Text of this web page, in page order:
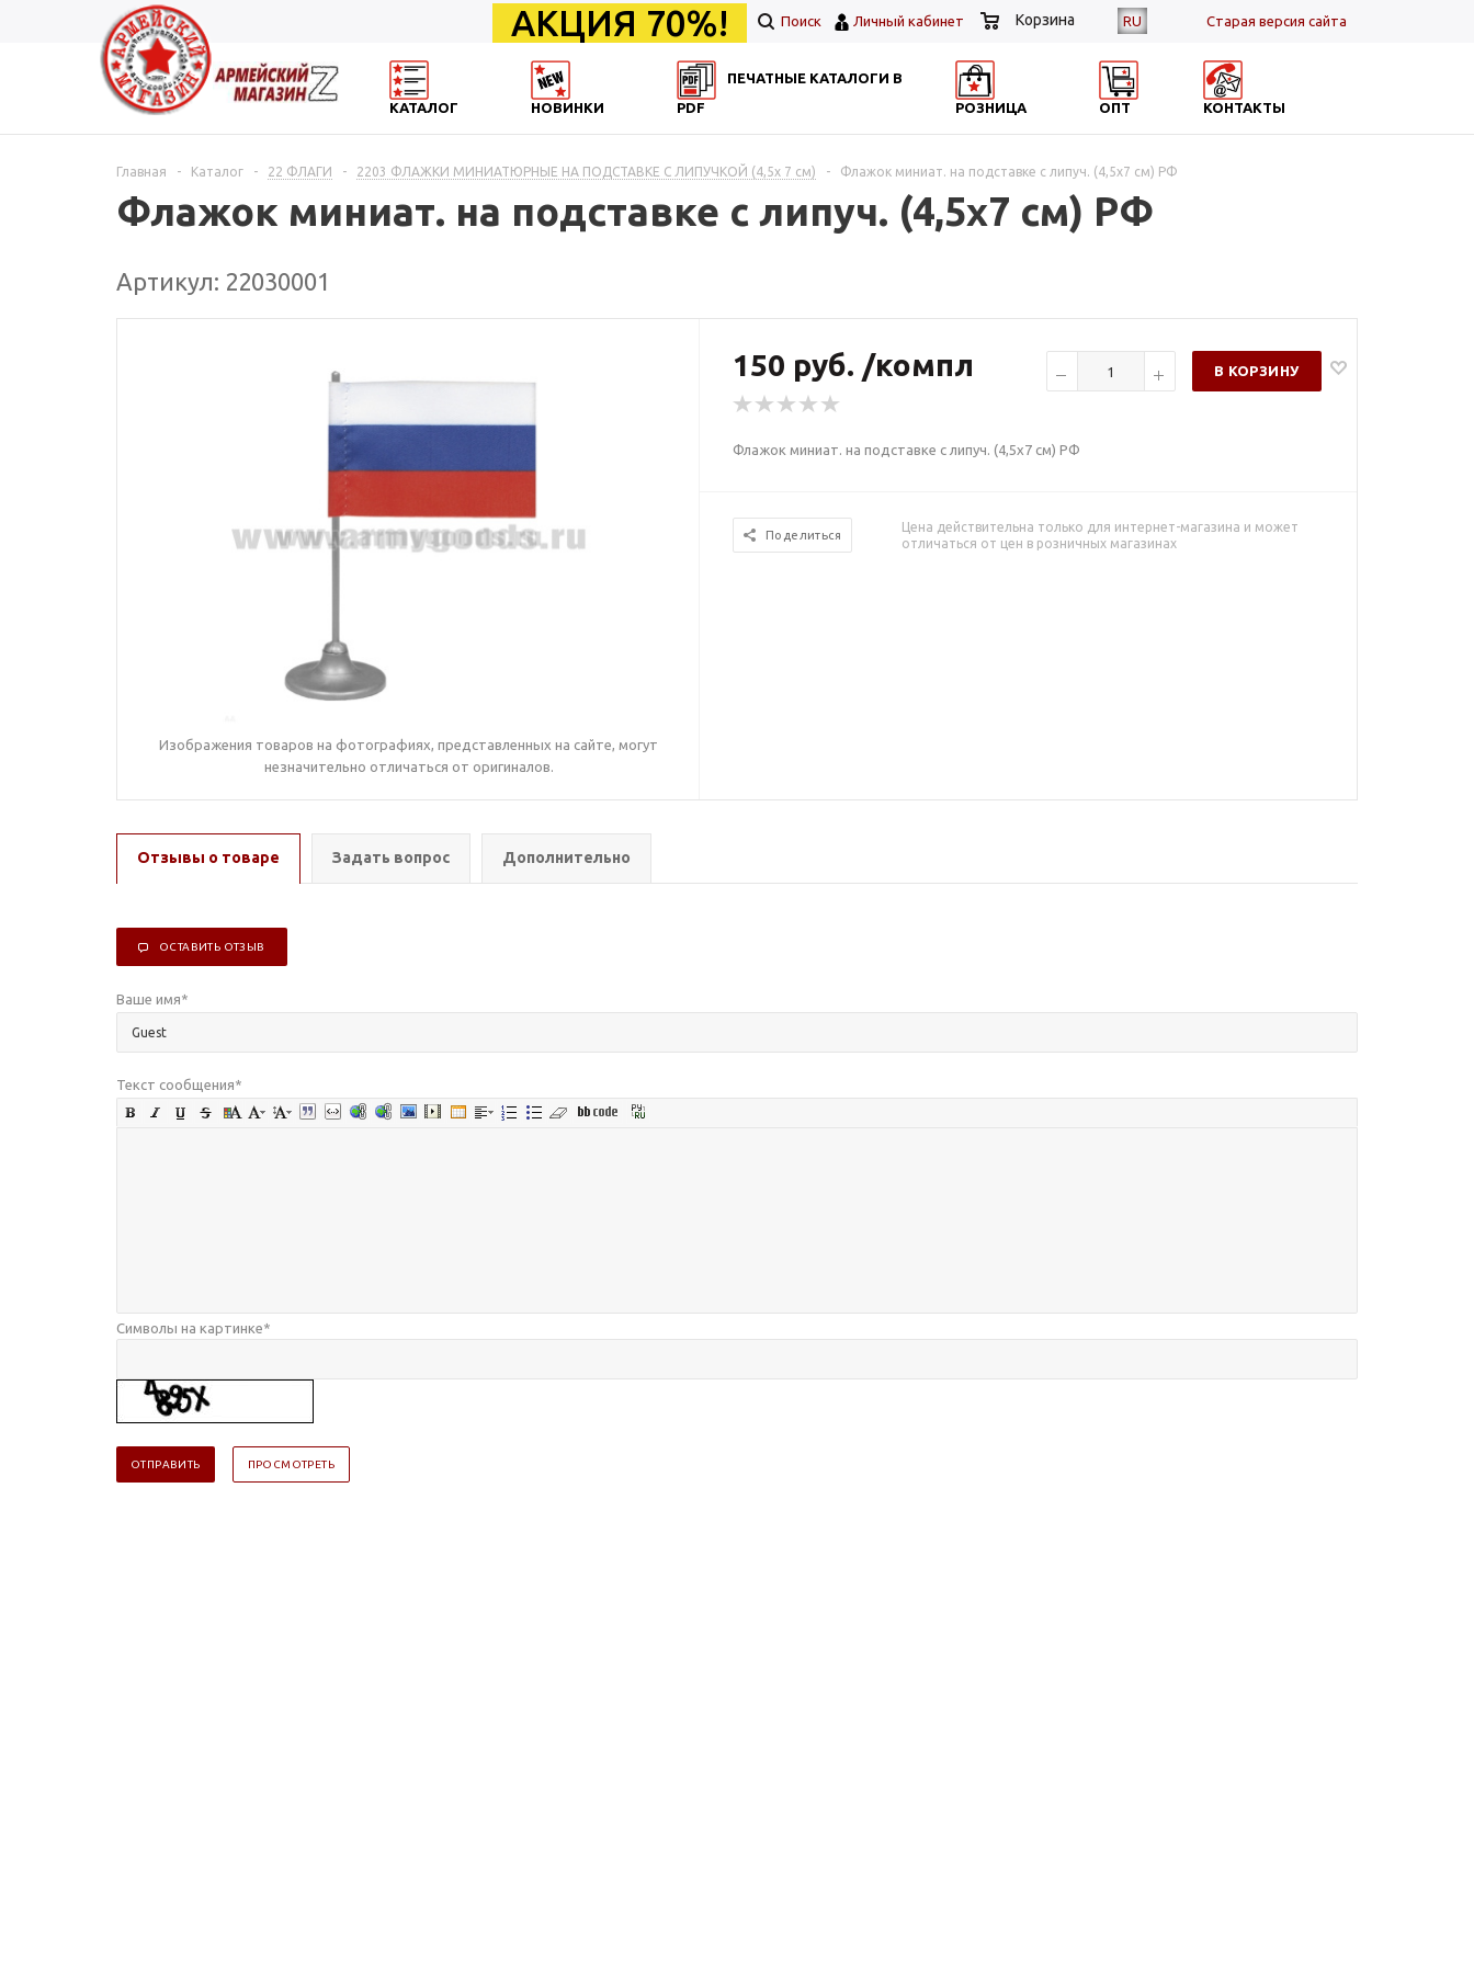
RU Cтарая версия сайта
АКЦИЯ 70%! Поиск Личный кабинет Корзина
КАТАЛОГ НОВИНКИ
ПЕЧАТНЫЕ КАТАЛОГИ В
PDF
РОЗНИЦА ОПТ КОНТАКТЫ
Главная - Каталог - 22 ФЛАГИ - 2203 ФЛАЖКИ МИНИАТЮРНЫЕ НА ПОДСТАВКЕ С ЛИПУЧКОЙ (4,5х 7 см) - Флажок миниат. на подставке с липуч. (4,5х7 см) РФ
Флажок миниат. на подставке с липуч. (4,5х7 см) РФ
Артикул: 22030001
Изображения товаров на фотографиях, представленных на сайте, могут
незначительно отличаться от оригиналов.
150 руб. /компл В КОРЗИНУ
Флажок миниат. на подставке с липуч. (4,5х7 см) РФ
Поделиться
Цена действительна только для интернет-магазина и может
отличаться от цен в розничных магазинах
Отзывы о товаре Задать вопрос Дополнительно
ОСТАВИТЬ ОТЗЫВ
Ваше имя*
Текст сообщения*
Символы на картинке*